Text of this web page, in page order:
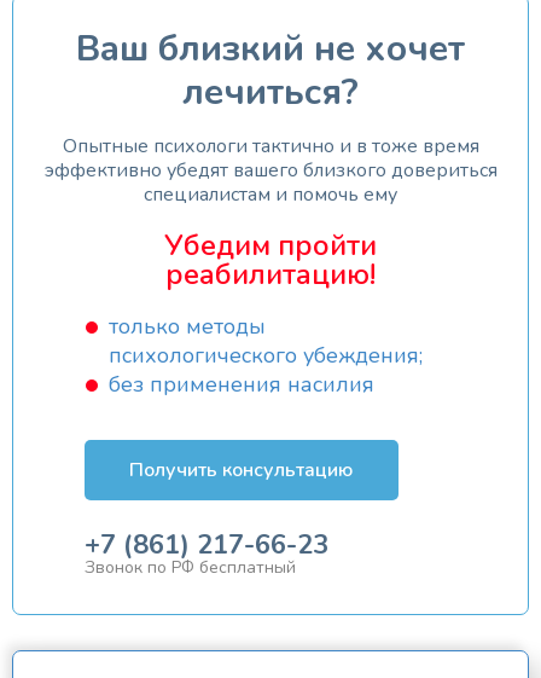
Ваш близкий не хочет
лечиться?
Опытные психологи тактично и в тоже время
эффективно убедят вашего близкого довериться
специалистам и помочь ему
Убедим пройти
реабилитацию!
только методы
психологического убеждения;
без применения насилия
Получить консультацию
+7 (861) 217-66-23
Звонок по РФ бесплатный